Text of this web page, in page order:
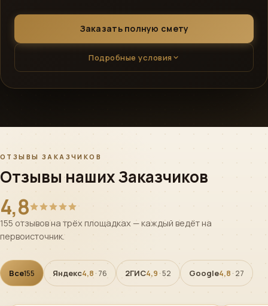
Заказать полную смету
Подробные условия
ОТЗЫВЫ ЗАКАЗЧИКОВ
Отзывы наших Заказчиков
4,8
155 отзывов на трёх площадках — каждый ведёт на
первоисточник.
Все155 Яндекс4,8 · 76 2ГИС4,9 · 52 Google4,8 · 27